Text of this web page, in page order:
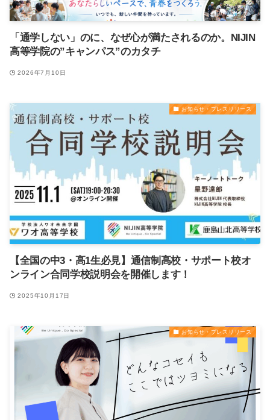
「通学しない」のに、なぜ心が満たされるのか。NIJIN
高等学院の”キャンパス”のカタチ
2026年7月10日
お知らせ・プレスリリース
【全国の中3・高1生必見】通信制高校・サポート校オ
ンライン合同学校説明会を開催します！
2025年10月17日
お知らせ・プレスリリース